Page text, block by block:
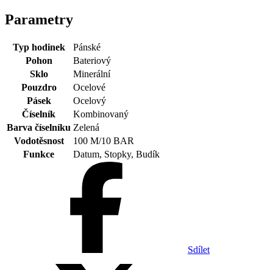
Parametry
Typ hodinek
Pánské
Pohon
Bateriový
Sklo
Minerální
Pouzdro
Ocelové
Pásek
Ocelový
Číselník
Kombinovaný
Barva číselníku Zelená
Vodotěsnost
100 M/10 BAR
Funkce
Datum, Stopky, Budík
Sdílet